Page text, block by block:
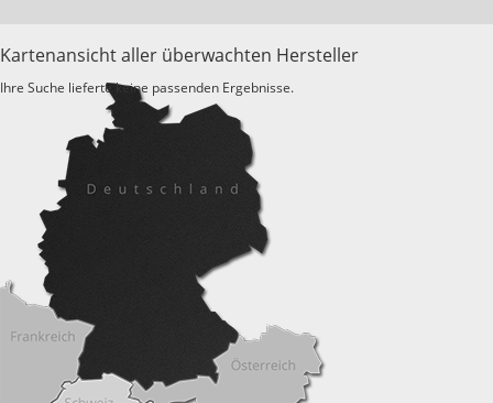
Kartenansicht aller überwachten Hersteller
Ihre Suche lieferte keine passenden Ergebnisse.